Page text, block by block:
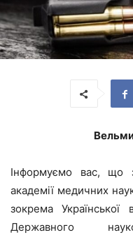
Інформуємо вас, що
академії медичних
зокрема Української
Державного